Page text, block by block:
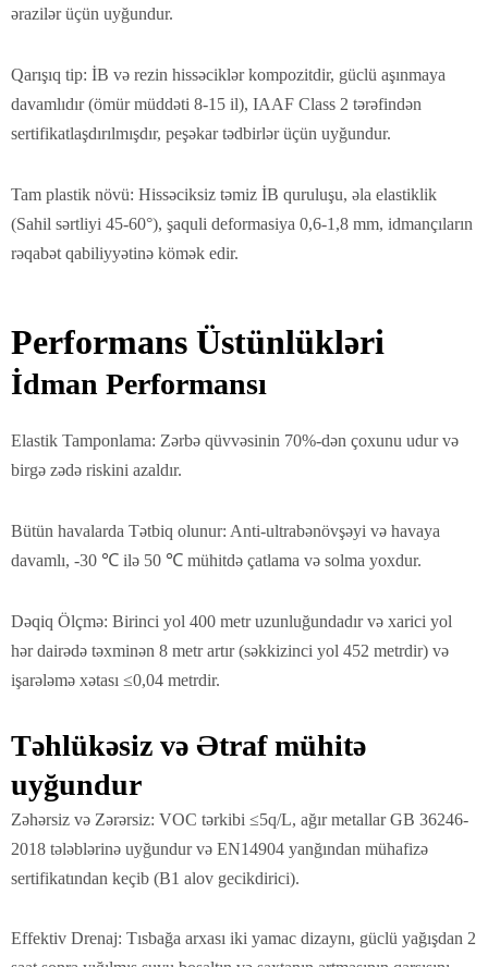
ərazilər üçün uyğundur.
Qarışıq tip: İB və rezin hissəciklər kompozitdir, güclü aşınmaya
davamlıdır (ömür müddəti 8-15 il), IAAF Class 2 tərəfindən
sertifikatlaşdırılmışdır, peşəkar tədbirlər üçün uyğundur.
Tam plastik növü: Hissəciksiz təmiz İB quruluşu, əla elastiklik
(Sahil sərtliyi 45-60°), şaquli deformasiya 0,6-1,8 mm, idmançıların
rəqabət qabiliyyətinə kömək edir.
Performans Üstünlükləri
İdman Performansı
Elastik Tamponlama: Zərbə qüvvəsinin 70%-dən çoxunu udur və
birgə zədə riskini azaldır.
Bütün havalarda Tətbiq olunur: Anti-ultrabənövşəyi və havaya
davamlı, -30 ℃ ilə 50 ℃ mühitdə çatlama və solma yoxdur.
Dəqiq Ölçmə: Birinci yol 400 metr uzunluğundadır və xarici yol
hər dairədə təxminən 8 metr artır (səkkizinci yol 452 metrdir) və
işarələmə xətası ≤0,04 metrdir.
Təhlükəsiz və Ətraf mühitə
uyğundur
Zəhərsiz və Zərərsiz: VOC tərkibi ≤5q/L, ağır metallar GB 36246-
2018 tələblərinə uyğundur və EN14904 yanğından mühafizə
sertifikatından keçib (B1 alov gecikdirici).
Effektiv Drenaj: Tısbağa arxası iki yamac dizaynı, güclü yağışdan 2